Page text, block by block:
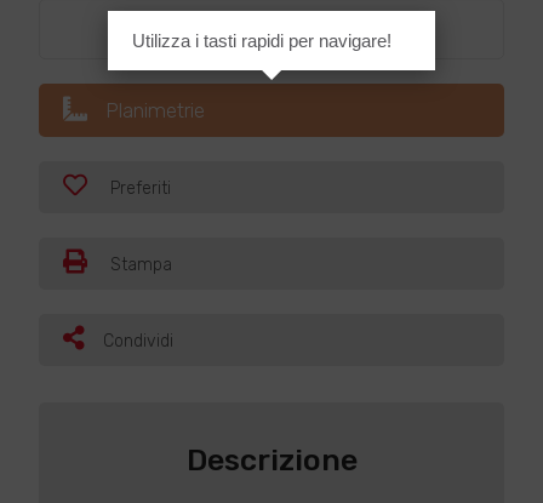
Planimetrie
Preferiti
Stampa
Condividi
Descrizione
Utilizza i tasti rapidi per navigare!